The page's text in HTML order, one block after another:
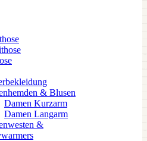
& Blusen
Damen Kurzarm
Damen Langarm
&